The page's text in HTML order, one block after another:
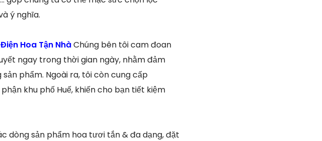
ý nghĩa.
Hoa Tận NhàChúng bên tôi cam đoan
ngay trong thời gian ngày, nhằm đảm
phẩm. Ngoài ra, tôi còn cung cấp
khu phố Huế, khiến cho bạn tiết kiệm
dòng sản phẩm hoa tươi tắn & đa dạng, đặt